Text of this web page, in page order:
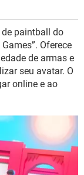
paintball do
Oferece
de armas e
seu avatar. O
online e ao